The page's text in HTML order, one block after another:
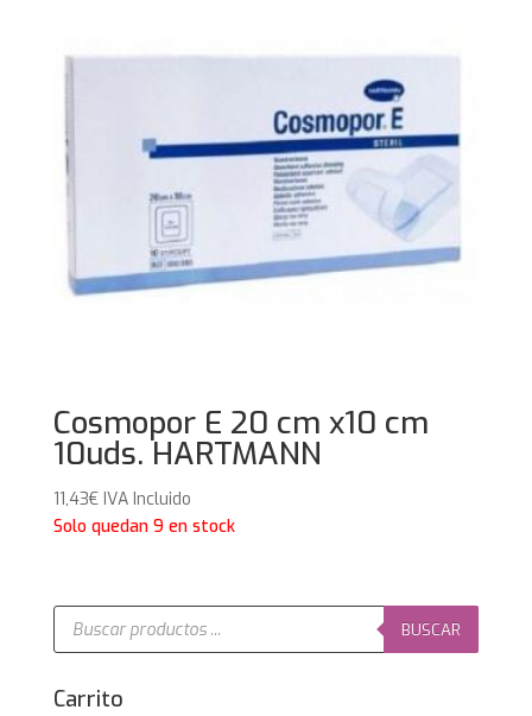
Cosmopor E 20 cm x10 cm
10uds. HARTMANN
11,43€ IVA Incluido
Solo quedan 9 en stock
Búsqueda
productos
BUSCAR
Carrito